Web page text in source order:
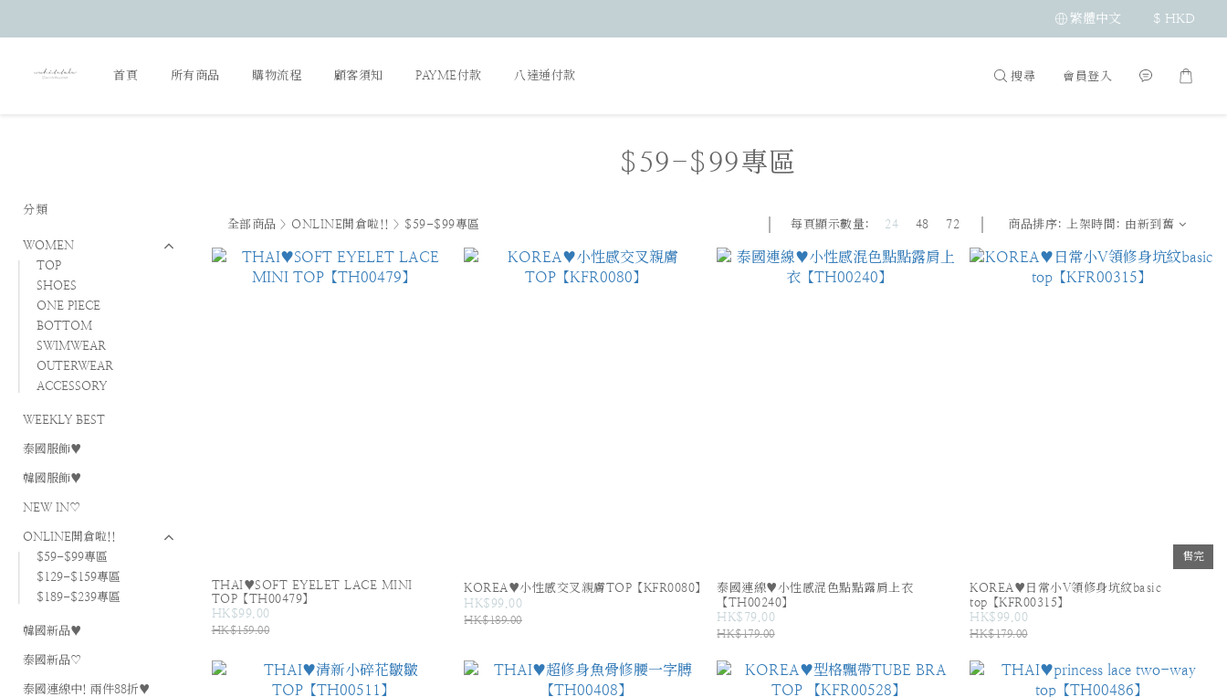
繁體中文 $ HKD
首頁 所有商品 購物流程 顧客須知 PAYME付款 八達通付款 搜尋 會員登入
分類
WOMEN
TOP
SHOES
ONE PIECE
BOTTOM
SWIMWEAR
OUTERWEAR
ACCESSORY
WEEKLY BEST
泰國服飾♥
韓國服飾♥
NEW IN♡
ONLINE開倉啦!!
$59-$99專區
$129-$159專區
$189-$239專區
韓國新品♥
泰國新品♡
泰國連線中! 兩件88折♥
$59-$99專區
全部商品 > ONLINE開倉啦!! > $59-$99專區 每頁顯示數量: 24 48 72 商品排序: 上架時間: 由新到舊
THAI♥SOFT EYELET LACE MINI
TOP【TH00479】
HK$99.00
HK$159.00
KOREA♥小性感交叉親膚TOP【KFR0080】
HK$99.00
HK$189.00
泰國連線♥小性感混色點點露肩上衣
【TH00240】
HK$79.00
HK$179.00
售完
KOREA♥日常小V領修身坑紋basic
top【KFR00315】
HK$99.00
HK$179.00